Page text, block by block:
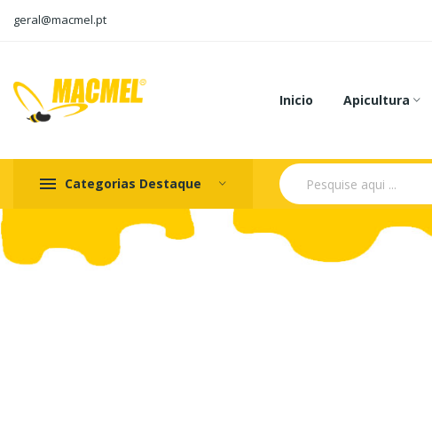
geral@macmel.pt
Inicio Apicultura
Categorias Destaque